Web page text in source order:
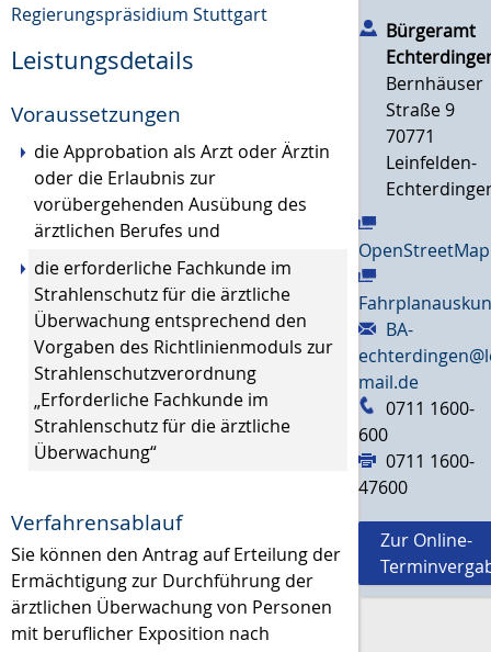
Regierungspräsidium Stuttgart
Leistungsdetails
Voraussetzungen
die Approbation als Arzt oder Ärztin
oder die Erlaubnis zur
vorübergehenden Ausübung des
ärztlichen Berufes und
die erforderliche Fachkunde im
Strahlenschutz für die ärztliche
Überwachung entsprechend den
Vorgaben des Richtlinienmoduls zur
Strahlenschutzverordnung
„Erforderliche Fachkunde im
Strahlenschutz für die ärztliche
Überwachung“
Verfahrensablauf
Sie können den Antrag auf Erteilung der
Ermächtigung zur Durchführung der
ärztlichen Überwachung von Personen
mit beruflicher Exposition nach
Bürgeramt
Bernhäuser
Straße 9
70771
Leinfelden-
OpenStreetMap
BA-
mail.de
0711 1600-
600
0711 1600-
47600
Zur Online-